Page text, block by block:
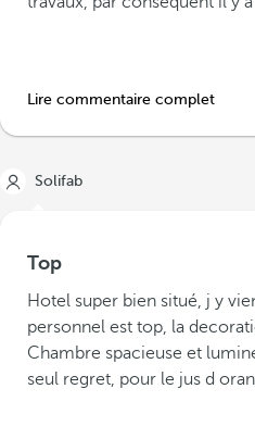
Lire commentaire complet
Solifab
Top
Hotel super bien situé, j y
personnel est top, la
Chambre spacieuse et
seul regret, pour le jus d